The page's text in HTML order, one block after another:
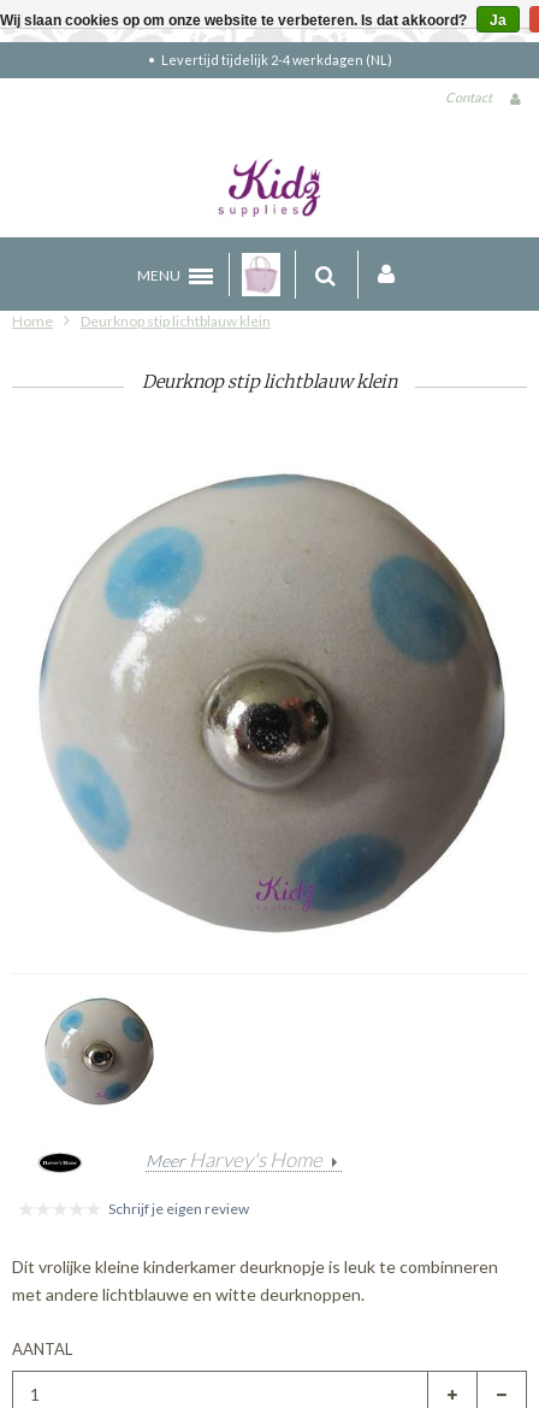
Gratis verzending boven €90 (NL)
Contact
MENU
Home Deurknop stip lichtblauw klein
Deurknop stip lichtblauw klein
Meer Harvey's Home
Schrijf je eigen review
Dit vrolijke kleine kinderkamer deurknopje is leuk te combinneren
met andere lichtblauwe en witte deurknoppen.
AANTAL
Wij slaan cookies op om onze website te verbeteren. Is dat akkoord? Ja